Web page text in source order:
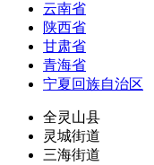
云南省
陕西省
甘肃省
青海省
宁夏回族自治区
全灵山县
灵城街道
三海街道